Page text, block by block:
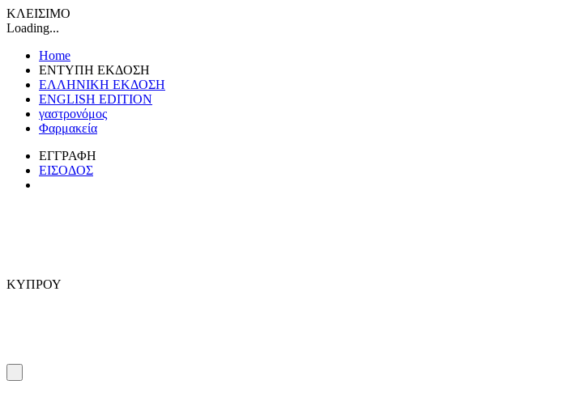
ΚΛΕΙΣΙΜΟ
Loading...
Home
ΕΝΤΥΠΗ ΕΚΔΟΣΗ
ΕΛΛΗΝΙΚΗ ΕΚΔΟΣΗ
ENGLISH EDITION
γαστρονόμος
Φαρμακεία
ΕΓΓΡΑΦΗ
ΕΙΣΟΔΟΣ
ΚΥΠΡΟΥ